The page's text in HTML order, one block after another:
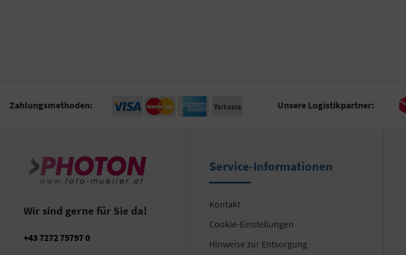
Zahlungsmethoden: Unsere Logistikpartner:
Wir sind gerne für Sie da!
+43 7272 75797 0
Service-Informationen
Kontakt
Cookie-Einstellungen
Hinweise zur Entsorgung